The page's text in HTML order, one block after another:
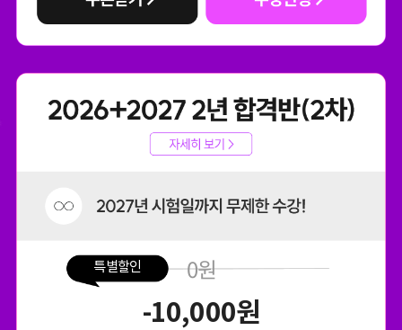
특별할인 0원
-10,000원